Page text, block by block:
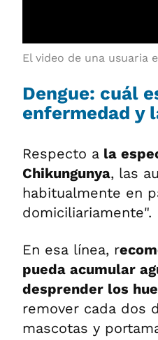
El video de una usuaria
Dengue: cuál
enfermedad y
Respecto a la
Chikungunya, las
habitualmente en
domiciliariamente".
En esa línea, r
pueda acumular
desprender los
remover cada dos
mascotas y